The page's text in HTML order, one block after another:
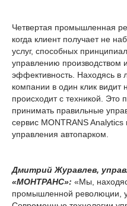
Четвертая промышленная
когда клиент получает не
услуг, способных
управлению производством
эффективность. Находясь в
компании в один клик видит
происходит с техникой. Это
принимать правильные
сервис MONTRANS
управления автопарком.
Дмитрий Журавлев,
«МОНТРАНС»: «Мы,
промышленной революции,